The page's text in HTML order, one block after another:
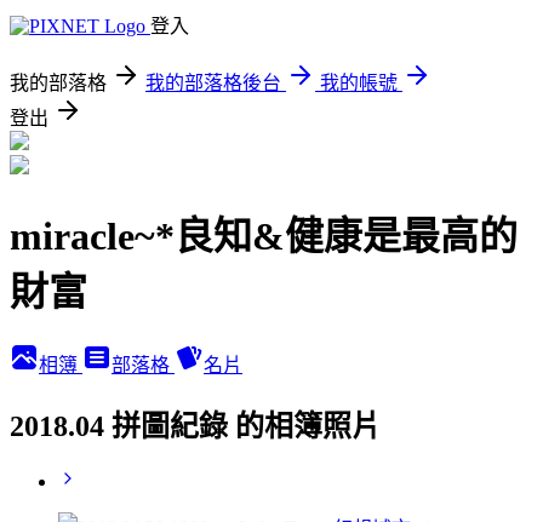
登入
我的部落格 我的部落格後台
我的帳號
登出
miracle~*良知&健康是最高的
財富
相簿 部落格 名片
2018.04 拼圖紀錄 的相簿照片